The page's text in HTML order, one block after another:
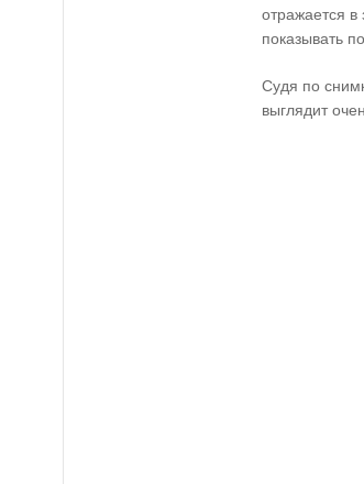
отражается
показывать
Судя по
выглядит